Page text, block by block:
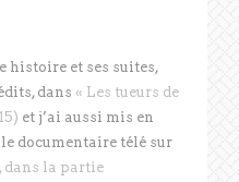
histoire et ses suites,
dans « Les tueurs de
et j’ai aussi mis en
documentaire télé sur
dans la partie